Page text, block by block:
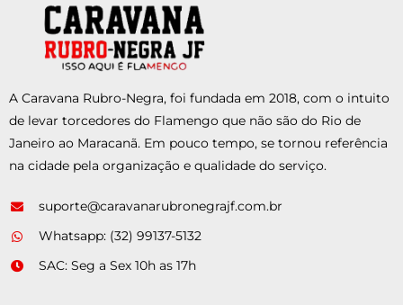
A Caravana Rubro-Negra, foi fundada em 2018, com o intuito
de levar torcedores do Flamengo que não são do Rio de
Janeiro ao Maracanã. Em pouco tempo, se tornou referência
na cidade pela organização e qualidade do serviço.
suporte@caravanarubronegrajf.com.br
Whatsapp: (32) 99137-5132
SAC: Seg a Sex 10h as 17h